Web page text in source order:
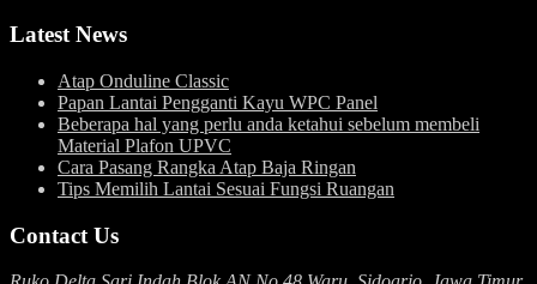
Latest News
Atap Onduline Classic
Papan Lantai Pengganti Kayu WPC Panel
Beberapa hal yang perlu anda ketahui sebelum membeli
Material Plafon UPVC
Cara Pasang Rangka Atap Baja Ringan
Tips Memilih Lantai Sesuai Fungsi Ruangan
Contact Us